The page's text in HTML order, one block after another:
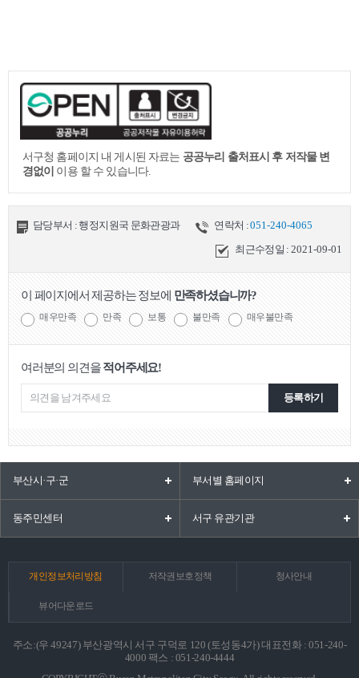
서구청 홈페이지 내 게시된 자료는 공공누리 출처표시 후 저작물 변
경없이 이용 할 수 있습니다.
담당부서 : 행정지원국 문화관광과 연락처 :051-240-4065
최근수정일 : 2021-09-01
이 페이지에서 제공하는 정보에 만족하셨습니까?
매우만족 만족 보통 불만족 매우불만족
여러분의 의견을적어주세요!
등록하기
부산시·구·군 부서별 홈페이지
동주민센터 서구 유관기관
개인정보처리방침 저작권보호정책 청사안내
뷰어다운로드
주소:(우 49247) 부산광역시 서구 구덕로 120 (토성동4가) 대표전화 : 051-240-
4000 팩스 : 051-240-4444